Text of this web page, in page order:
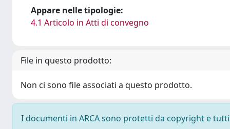
Appare nelle tipologie:
4.1 Articolo in Atti di convegno
File in questo prodotto:
Non ci sono file associati a questo prodotto.
I documenti in ARCA sono protetti da copyright e